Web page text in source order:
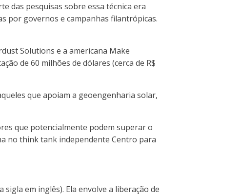
das pesquisas sobre essa técnica era
por governos e campanhas filantrópicas.
Solutions e a americana Make
de 60 milhões de dólares (cerca de R$
que apoiam a geoengenharia solar,
que potencialmente podem superar o
no think tank independente Centro para
sigla em inglês). Ela envolve a liberação de